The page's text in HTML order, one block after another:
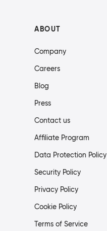
ABOUT
Company
Careers
Blog
Press
Contact us
Affiliate Program
Data Protection Policy
Security Policy
Privacy Policy
Cookie Policy
Terms of Service